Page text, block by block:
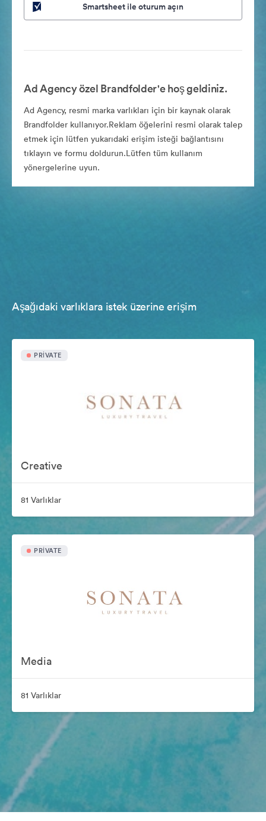
Smartsheet ile oturum açın
Ad Agency özel Brandfolder'e hoş geldiniz.
Ad Agency, resmi marka varlıkları için bir kaynak olarak
Brandfolder kullanıyor.Reklam öğelerini resmi olarak talep
etmek için lütfen yukarıdaki erişim isteği bağlantısını
tıklayın ve formu doldurun.Lütfen tüm kullanım
yönergelerine uyun.
Aşağıdaki varlıklara istek üzerine erişim
PRIVATE
Creative
81 Varlıklar
PRIVATE
Media
81 Varlıklar